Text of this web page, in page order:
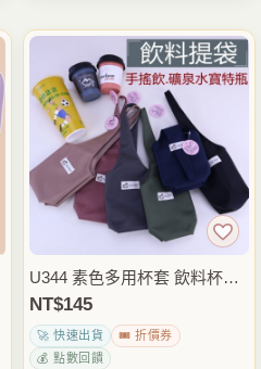
有
多
種
變
體。
可
以
產
頁
上
U344 素色多用杯套 飲料杯袋
手搖杯袋 水壺提袋 咖啡杯套
外帶飲料袋 通勤外出隨身提袋
雨朵防水包
NT$145
🚀 快速出貨
🎟️ 折價券
💰 點數回饋